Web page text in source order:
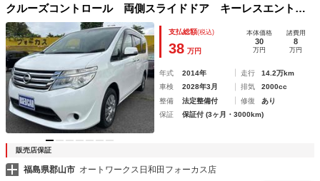
クルーズコントロール 両側スライドドア キーレスエントリ
ー 電動格納ミラー ３列シート ウォークスルー ＣＶＴ
衝突安全ボディ ＡＢＳ ＥＳＣ エアコン
支払総額(税込)
38 万円
本体価格
30
万円
諸費用
8
万円
年式 2014年 走行
14.2万km
車検
2028年3月 排気
2000cc
整備
法定整備付 修復
あり
保証
保証付 (3ヶ月・3000km)
販売店保証
福島県郡山市 オートワークス日和田フォーカス店